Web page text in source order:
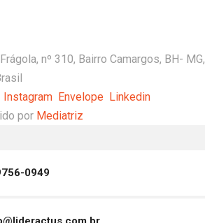
nº 310, Bairro Camargos, BH- MG,
Instagram Envelope Linkedin
por Mediatriz
0949